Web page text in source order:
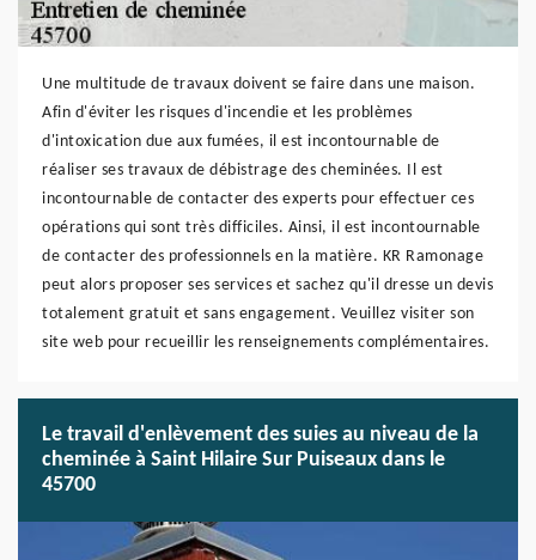
Une multitude de travaux doivent se faire dans une maison.
Afin d'éviter les risques d'incendie et les problèmes
d'intoxication due aux fumées, il est incontournable de
réaliser ses travaux de débistrage des cheminées. Il est
incontournable de contacter des experts pour effectuer ces
opérations qui sont très difficiles. Ainsi, il est incontournable
de contacter des professionnels en la matière. KR Ramonage
peut alors proposer ses services et sachez qu'il dresse un devis
totalement gratuit et sans engagement. Veuillez visiter son
site web pour recueillir les renseignements complémentaires.
Le travail d'enlèvement des suies au niveau de la
cheminée à Saint Hilaire Sur Puiseaux dans le
45700